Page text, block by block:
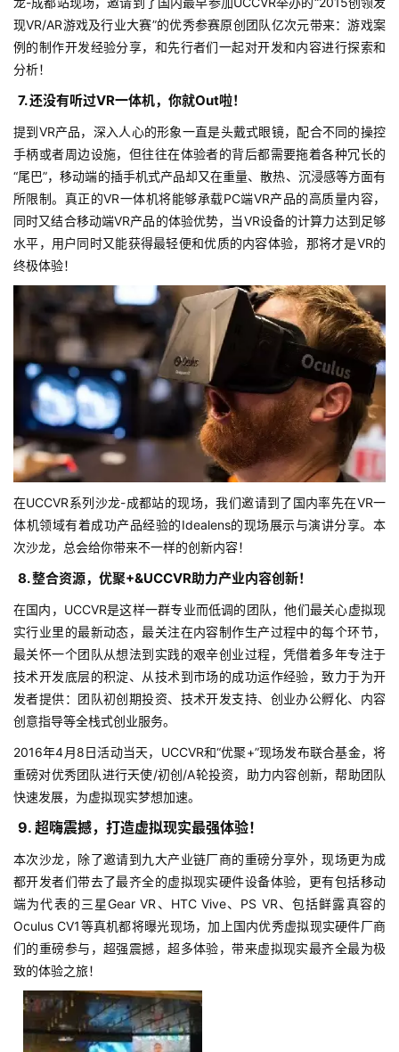
5
第
十
届
金
茶
奖
7
月
日
游
茶
对
接
会
上
海
站
中
文
(
中
国
)
现VR/AR游戏及行业大赛”的优秀参赛原创团队亿次元带来：游戏案
例的制作开发经验分享，和先行者们一起对开发和内容进行探索和
分析！
7. 还没有听过VR一体机，你就Out啦！
提到VR产品，深入人心的形象一直是头戴式眼镜，配合不同的操控
手柄或者周边设施，但往往在体验者的背后都需要拖着各种冗长的
“尾巴”，移动端的插手机式产品却又在重量、散热、沉浸感等方面有
所限制。真正的VR一体机将能够承载PC端VR产品的高质量内容，
同时又结合移动端VR产品的体验优势，当VR设备的计算力达到足够
水平，用户同时又能获得最轻便和优质的内容体验，那将才是VR的
终极体验！
在UCCVR系列沙龙-成都站的现场，我们邀请到了国内率先在VR一
体机领域有着成功产品经验的Idealens的现场展示与演讲分享。本
次沙龙，总会给你带来不一样的创新内容！
8. 整合资源，优聚+&UCCVR助力产业内容创新！
在国内，UCCVR是这样一群专业而低调的团队，他们最关心虚拟现
实行业里的最新动态，最关注在内容制作生产过程中的每个环节，
最关怀一个团队从想法到实践的艰辛创业过程，凭借着多年专注于
技术开发底层的积淀、从技术到市场的成功运作经验，致力于为开
发者提供：团队初创期投资、技术开发支持、创业办公孵化、内容
创意指导等全栈式创业服务。
2016年4月8日活动当天，UCCVR和“优聚+”现场发布联合基金，将
重磅对优秀团队进行天使/初创/A轮投资，助力内容创新，帮助团队
快速发展，为虚拟现实梦想加速。
9. 超嗨震撼，打造虚拟现实最强体验！
本次沙龙，除了邀请到九大产业链厂商的重磅分享外，现场更为成
都开发者们带去了最齐全的虚拟现实硬件设备体验，更有包括移动
端为代表的三星Gear VR、HTC Vive、PS VR、包括鲜露真容的
Oculus CV1等真机都将曝光现场，加上国内优秀虚拟现实硬件厂商
们的重磅参与，超强震撼，超多体验，带来虚拟现实最齐全最为极
致的体验之旅！